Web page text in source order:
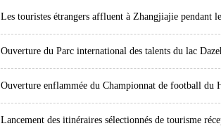
Les touristes étrangers affluent à Zhangjiajie pendant
Ouverture du Parc international des talents du lac
Ouverture enflammée du Championnat de football du
Lancement des itinéraires sélectionnés de tourisme